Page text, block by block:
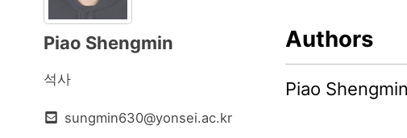
Piao Shengmin
석사
sungmin630@yonsei.ac.kr
Authors
Piao